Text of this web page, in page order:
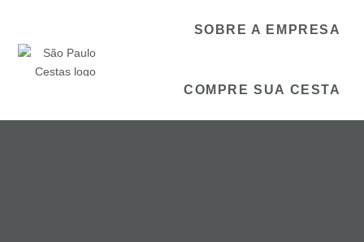
SOBRE A EMPRESA
COMPRE SUA CESTA